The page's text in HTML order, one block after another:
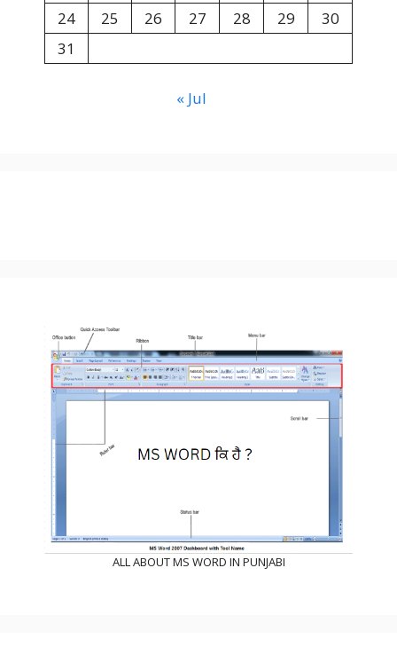
24
25 26 27 28 29
30
31
« Jul
ALL ABOUT MS WORD IN PUNJABI